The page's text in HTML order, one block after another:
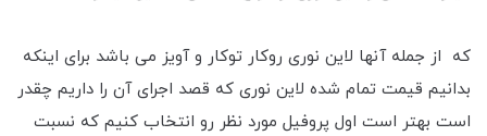
که از جمله آنها لاین نوری رو‌کار توکار و آویز می باشد برای اینکه
بدانیم قیمت تمام شده لاین نوری که قصد اجرای آن را داریم چقدر
است بهتر است اول پروفیل مورد نظر رو انتخاب کنیم که نسبت